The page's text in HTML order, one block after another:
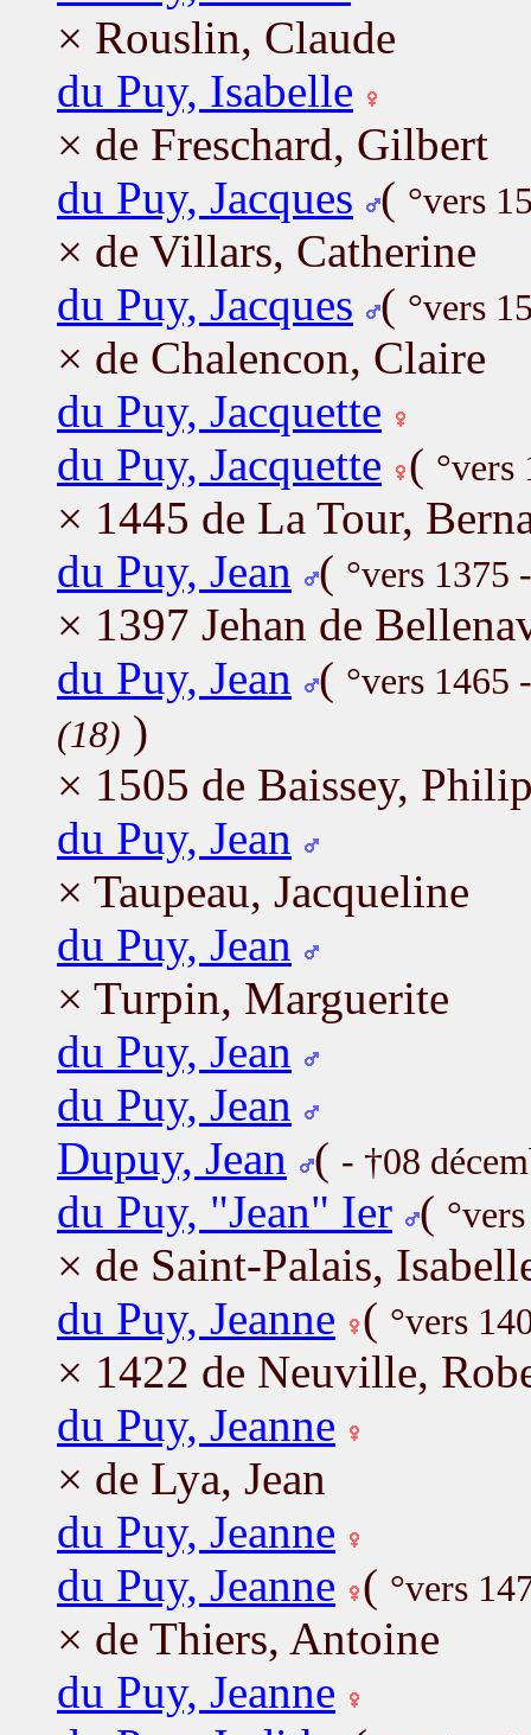
× Rouslin, Claude
du Puy, Isabelle
× de Freschard, Gilbert
du Puy, Jacques ( °vers
× de Villars, Catherine
du Puy, Jacques ( °vers
× de Chalencon, Claire
du Puy, Jacquette
du Puy, Jacquette (
× 1445 de La Tour,
du Puy, Jean
( °vers 1375
× 1397 Jehan de
du Puy, Jean
( °vers 1465
(18) )
× 1505 de Baissey,
du Puy, Jean
× Taupeau, Jacqueline
du Puy, Jean
× Turpin, Marguerite
du Puy, Jean
du Puy, Jean
Dupuy, Jean
( - †08
du Puy, "Jean" Ier (
× de Saint-Palais,
du Puy, Jeanne ( °vers
× 1422 de Neuville,
du Puy, Jeanne
× de Lya, Jean
du Puy, Jeanne
du Puy, Jeanne ( °vers
× de Thiers, Antoine
du Puy, Jeanne